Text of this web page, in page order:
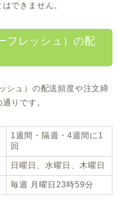
できません。
フレッシュ）の配
シュ）の配送頻度や注文締
りです。
1週間・隔週・4週間に1
回
日曜日、水曜日、木曜日
毎週 月曜日23時59分